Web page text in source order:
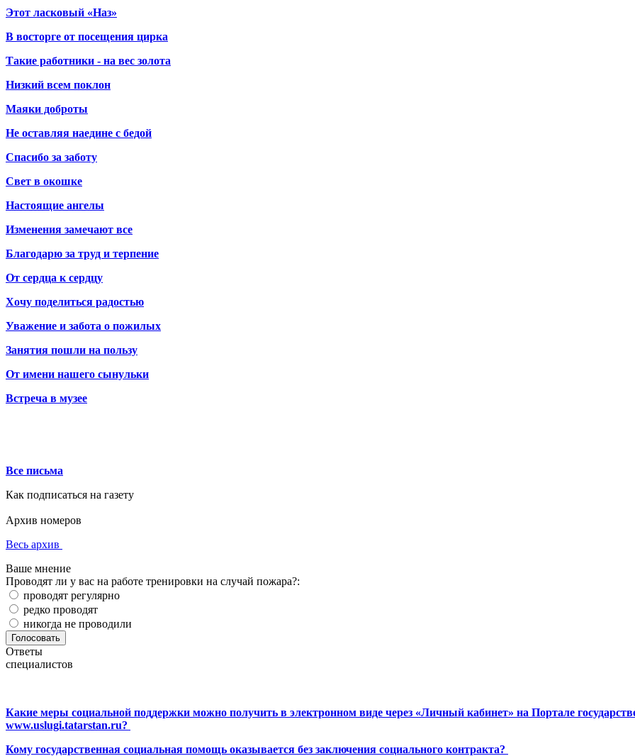
Этот ласковый «Наз»
В восторге от посещения цирка
Такие работники - на вес золота
Низкий всем поклон
Маяки доброты
Не оставляя наедине с бедой
Спасибо за заботу
Свет в окошке
Настоящие ангелы
Изменения замечают все
Благодарю за труд и терпение
От сердца к сердцу
Хочу поделиться радостью
Уважение и забота о пожилых
Занятия пошли на пользу
От имени нашего сынульки
Встреча в музее
Все письма
Как подписаться на газету
Архив номеров
Весь архив
Ваше мнение
Проводят ли у вас на работе тренировки на случай пожара?:
проводят регулярно
редко проводят
никогда не проводили
Ответы
специалистов
Какие меры социальной поддержки можно получить в электронном виде через «Личный кабинет» на Портале
www.uslugi.tatarstan.ru?
Кому государственная социальная помощь оказывается без заключения социального контракта?